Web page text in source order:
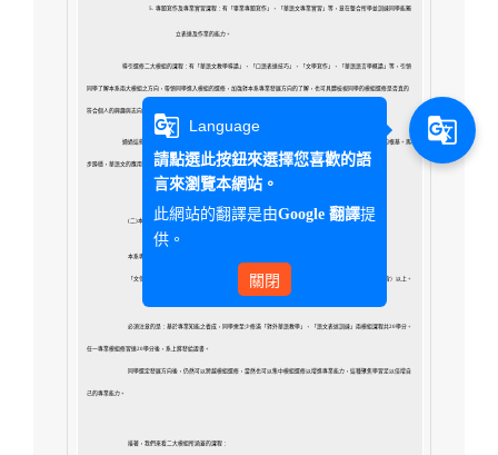
5. 專題寫作及專業實習課程：有「畢業專題寫作」、「華語文專業實習」等，意在整合所學並訓練同學能獨
立表達及作業的能力。
導引選修二大模組的課程：有「華語文教學導論」、「口語表達技巧」、「文學寫作」、「華語語言學概論」等，引領
同學了解本系兩大模組之方向，帶領同學進入模組的選修， 加強對本系專業發展方向的了解，也可具體檢視同學的模組選修是否真的
符合個人的興趣與志向。
通過這些校定必修課程與系定必修課程的訓練，無論在通識、英語或是華語文的知識領域，同學可奠立必要的根基。馬
步蹲穩，華語文的應用自然就更得心應手了。
(二)本系專業選修課程介紹
本系專業選修課程的設置目的是專業分流，以滿足同學多元選擇之需要。系定專業選修課程涵蓋
「文化涵養課程」、「語文表述訓練模組課程」及「對外華語教學模組課程」， 同學至少應修習35學分（含）以上。
必須注意的是：基於專業知能之養成，同學需至少修滿「對外華語教學」、「語文表述訓練」兩模組課程共20學分。
任一專業模組修習達20學分後，系上將發給證書。
同學選定發展方向後，仍然可以跨越模組選修，當然也可以集中模組選修以增進專業能力，這種聚焦學習足以倍增自
己的專業能力。
接著，我們來看二大模組所涵蓋的課程：
g_translate Language
請點選此按鈕來選擇您喜歡的語
言來瀏覽本網站。
此網站的翻譯是由Google 翻譯提
供。
關閉
g_translate